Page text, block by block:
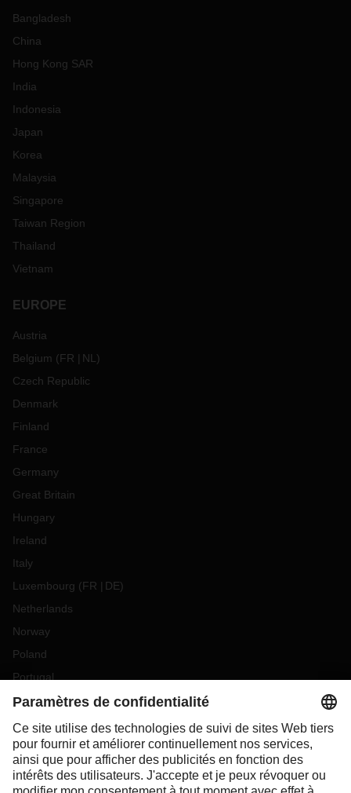
Bangladesh
China
Hong Kong SAR
India
Indonesia
Japan
Korea
Malaysia
Singapore
Taiwan Region
Thailand
Vietnam
EUROPE
Austria
Belgium (FR NL )
Czech Republic
Denmark
Finland
France
Germany
Great Britain
Hungary
Ireland
Italy
Luxembourg (FR DE)
Netherlands
Norway
Poland
Portugal
Romania
Slovakia
Spain
Sweden